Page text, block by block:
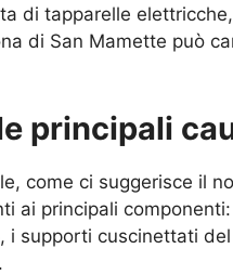
di tapparelle
di San Mamette può
principali
come ci suggerisce il
ai principali
i supporti cuscinettati